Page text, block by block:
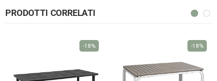
PRODOTTI CORRELATI
-18% -18%